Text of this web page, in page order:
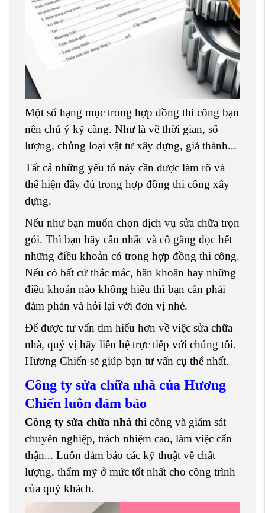
Một số hạng mục trong hợp đồng thi công bạn
nên chú ý kỹ càng. Như là về thời gian, số
lượng, chủng loại vật tư xây dựng, giá thành...
Tất cả những yếu tố này cần được làm rõ và
thể hiện đầy đủ trong hợp đồng thi công xây
dựng.
Nếu như bạn muốn chọn dịch vụ sửa chữa trọn
gói. Thì bạn hãy cân nhắc và cố gắng đọc hết
những điều khoản có trong hợp đồng thi công.
Nếu có bất cứ thắc mắc, băn khoăn hay những
điều khoản nào không hiểu thì bạn cần phải
đàm phán và hỏi lại với đơn vị nhé.
Để được tư vấn tìm hiểu hơn về việc sửa chữa
nhà, quý vị hãy liên hệ trực tiếp với chúng tôi.
Hương Chiến sẽ giúp bạn tư vấn cụ thể nhất.
Công ty sửa chữa nhà của Hương
Chiến luôn đảm bảo
Công ty sửa chữa nhà thi công và giám sát
chuyên nghiệp, trách nhiệm cao, làm việc cẩn
thận... Luôn đảm bảo các kỹ thuật về chất
lượng, thẩm mỹ ở mức tốt nhất cho công trình
của quý khách.